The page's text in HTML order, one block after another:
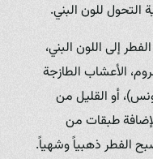
التحول للون البني.
إلى اللون البني،
الأعشاب الطازجة
أو القليل من
طبقات من
الفطر ذهبياً وشهياً.